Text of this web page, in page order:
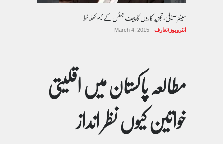
سینئر صحافی، تجزیہ کاروں کا چیف جسٹس کے نام کھلا خط
انٹرویوز/تعارف March 4, 2015
مطالعہ پاکستان میں اقلیتی
خواتین کیوں نظر انداز